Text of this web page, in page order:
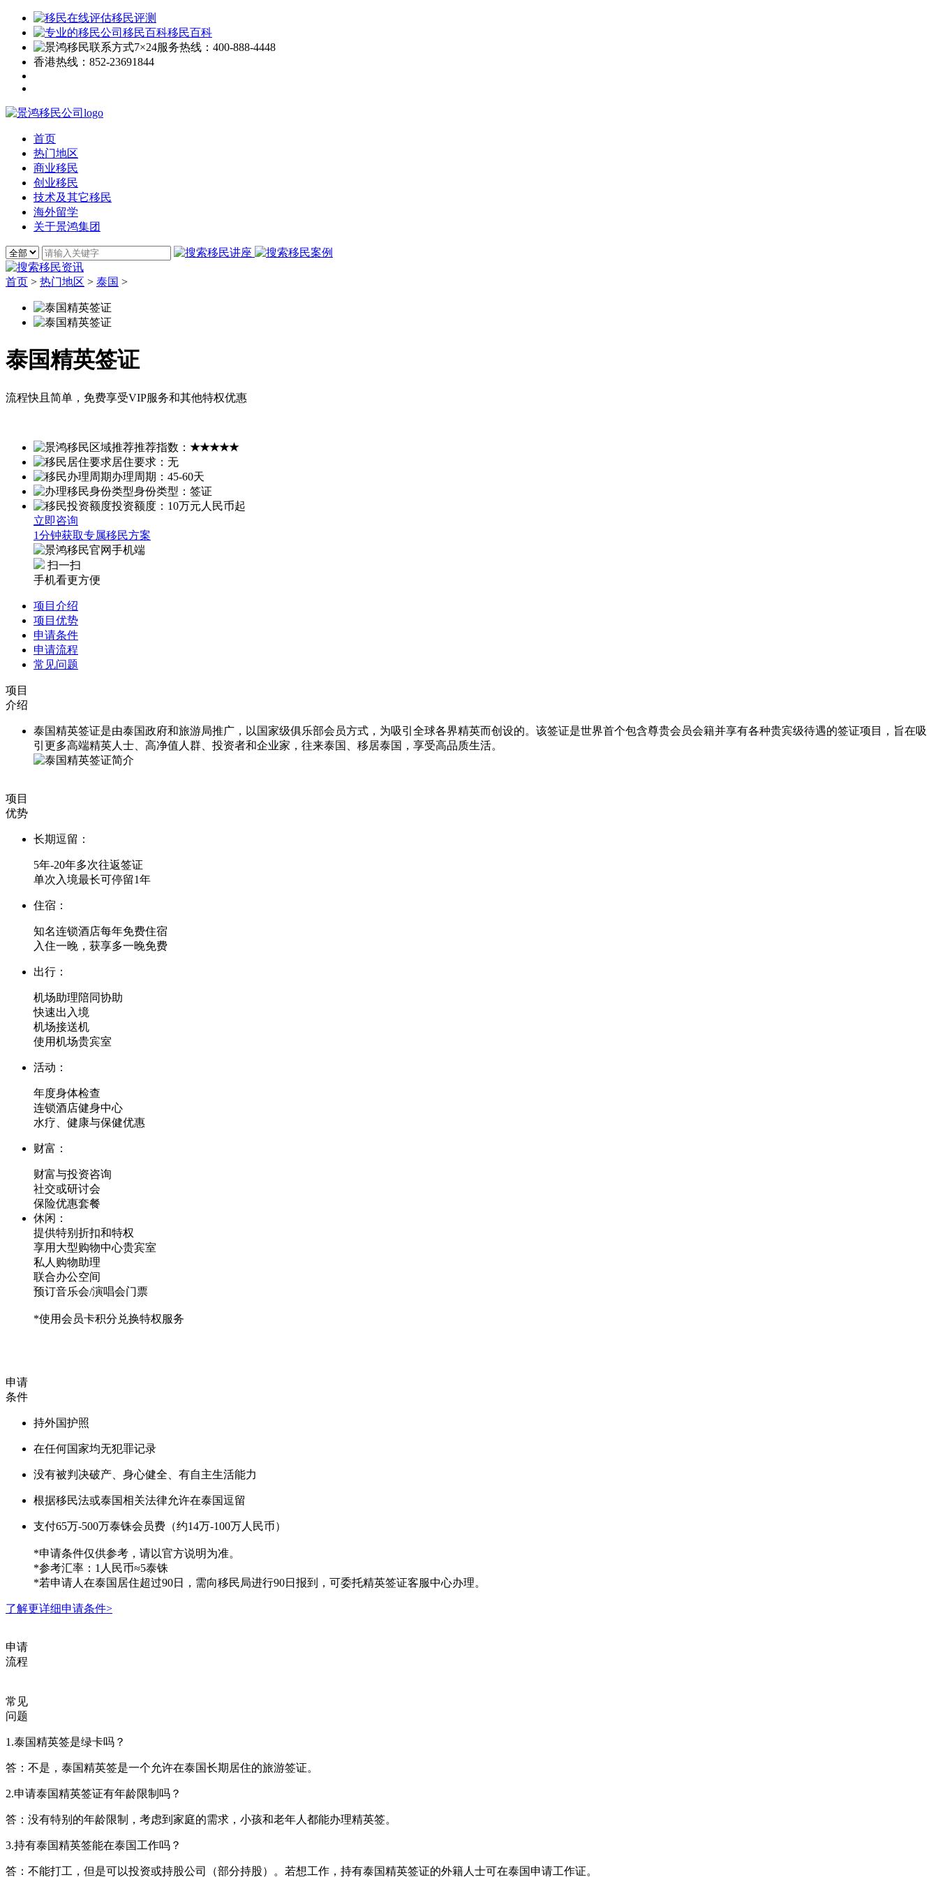
移民评测
移民百科
7×24服务热线： 400-888-4448
香港热线： 852-23691844
首页
热门地区
商业移民
创业移民
技术及其它移民
海外留学
关于景鸿集团
首页 > 热门地区 > 泰国 >
泰国精英签证
流程快且简单，免费享受VIP服务和其他特权优惠
推荐指数： ★★★★★
居住要求：无
办理周期：45-60天
身份类型：签证
投资额度：10万元人民币起
立即咨询
1分钟获取专属移民方案
扫一扫
手机看更方便
项目介绍
项目优势
申请条件
申请流程
常见问题
项目
介绍
泰国精英签证是由泰国政府和旅游局推广，以国家级俱乐部会员方式，为吸引全球各界精英而创设的。该签证是世界首个包含尊贵会员会籍并享有各种贵宾级待遇的签证项目，旨在吸
引更多高端精英人士、高净值人群、投资者和企业家，往来泰国、移居泰国，享受高品质生活。
项目
优势
长期逗留：
5年-20年多次往返签证
单次入境最长可停留1年
住宿：
知名连锁酒店每年免费住宿
入住一晚，获享多一晚免费
出行：
机场助理陪同协助
快速出入境
机场接送机
使用机场贵宾室
活动：
年度身体检查
连锁酒店健身中心
水疗、健康与保健优惠
财富：
财富与投资咨询
社交或研讨会
保险优惠套餐
休闲：
提供特别折扣和特权
享用大型购物中心贵宾室
私人购物助理
联合办公空间
预订音乐会/演唱会门票
*使用会员卡积分兑换特权服务
申请
条件
持外国护照
在任何国家均无犯罪记录
没有被判决破产、身心健全、有自主生活能力
根据移民法或泰国相关法律允许在泰国逗留
支付65万-500万泰铢会员费（约14万-100万人民币）
*申请条件仅供参考，请以官方说明为准。
*参考汇率：1人民币≈5泰铢
*若申请人在泰国居住超过90日，需向移民局进行90日报到，可委托精英签证客服中心办理。
了解更详细申请条件>
申请
流程
常见
问题
1.泰国精英签是绿卡吗？
答：不是，泰国精英签是一个允许在泰国长期居住的旅游签证。
2.申请泰国精英签证有年龄限制吗？
答：没有特别的年龄限制，考虑到家庭的需求，小孩和老年人都能办理精英签。
3.持有泰国精英签能在泰国工作吗？
答：不能打工，但是可以投资或持股公司（部分持股）。若想工作，持有泰国精英签证的外籍人士可在泰国申请工作证。